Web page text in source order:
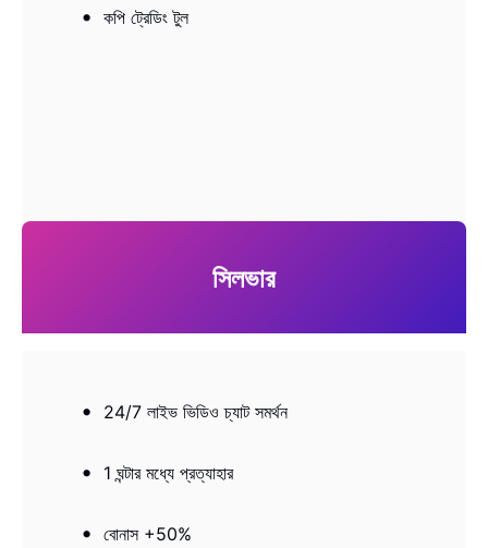
কপি ট্রেডিং টুল
সিলভার
24/7 লাইভ ভিডিও চ্যাট সমর্থন
1 ঘন্টার মধ্যে প্রত্যাহার
বোনাস +50%